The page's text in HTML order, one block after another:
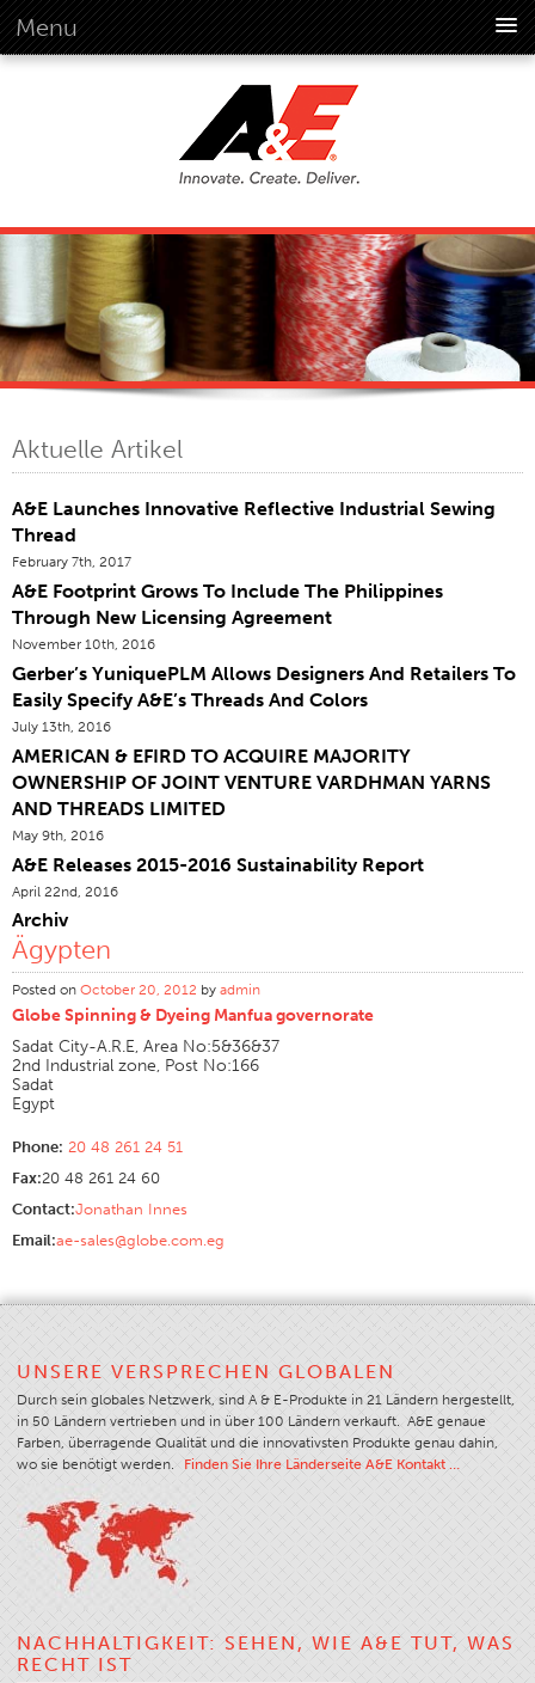
Menu
Global Standards
Übersicht
Kundenversprechen
Quality Business Culture
Nachhaltigkeit Im Umweltschutz
Verhaltenskodex
Zertifizierungen
Global Locations
Produkte & Marken
Überblick
Industrielle Sewing Thread
Marke
Thema Bau
Anwendung
Stickgarn
Marke
Fasertyp
Verteiler
Technische Textilien
Farbe
Farbüberblick
Farbkarten
Kundenspezifische Farben
Übersicht
Garnauswahl
Endanwendung Märkte
Art Des Nähproduktes
Sticke Und Nähte
Garnstärke
Bekleidungstabelle
Filamenttabelle
Zwirnstärke
Aktuelle Artikel
A&E Launches Innovative Reflective Industrial Sewing
Thread
February 7th, 2017
A&E Footprint Grows To Include The Philippines
Through New Licensing Agreement
November 10th, 2016
Gerber’s YuniquePLM Allows Designers And Retailers To
Easily Specify A&E’s Threads And Colors
July 13th, 2016
AMERICAN & EFIRD TO ACQUIRE MAJORITY
OWNERSHIP OF JOINT VENTURE VARDHMAN YARNS
AND THREADS LIMITED
May 9th, 2016
A&E Releases 2015-2016 Sustainability Report
April 22nd, 2016
Archiv
Ägypten
Posted on October 20, 2012 by admin
Globe Spinning & Dyeing Manfua governorate
Sadat City-A.R.E, Area No:5&36&37
2nd Industrial zone, Post No:166
Sadat
Egypt
Phone: 20 48 261 24 51
Fax:20 48 261 24 60
Contact:Jonathan Innes
Email:ae-sales@globe.com.eg
UNSERE VERSPRECHEN GLOBALEN
Durch sein globales Netzwerk, sind A & E-Produkte in 21 Ländern hergestellt,
in 50 Ländern vertrieben und in über 100 Ländern verkauft. A&E genaue
Farben, überragende Qualität und die innovativsten Produkte genau dahin,
wo sie benötigt werden.
Finden Sie Ihre Länderseite A&E Kontakt …
NACHHALTIGKEIT: SEHEN, WIE A&E TUT, WAS
RECHT IST